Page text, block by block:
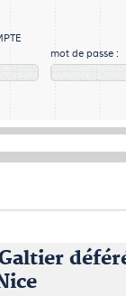
mot de passe :